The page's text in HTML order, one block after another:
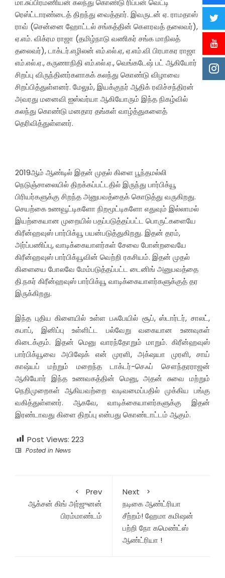
ரெஸ்ட்டாரண்டைத் திறந்து வைத்தார். இவருடன் ஏ. ராமதாஸ்
ராவ் (சென்னை ஹோட்டல் சங்கத்தின் கௌரவத் தலைவர்),
ஏ.எம். விக்ரம ராஜா (தமிழ்நாடு வணிகர் சங்க மாநிலத்
தலைவர்), டாக்டர்.எழிலன் எம்.எல்.ஏ, ஏ.எம்.வி பிரபாகர ராஜா
எம்.எல்.ஏ., கருணாநிதி எம்.எல்.ஏ., வெங்கடேஷ் பட் ஆகியோர்
சிறப்பு விருந்தினர்களாகக் கலந்து கொண்டு விழாவை
சிறப்பித்துள்ளனர். மேலும், இயக்குநர் ஆதிக் ரவிச்சந்திரன்
அவரது மனைவி ஐஸ்வர்யா ஆகியோரும் இந்த நிகழ்வில்
கலந்து கொண்டு மனதார தங்கள் வாழ்த்துகளைத்
தெரிவித்துள்ளனர்.
2019ஆம் ஆண்டில் இதன் முதல் கிளை பூந்தமல்லி
நெடுஞ்சாலையில் திறக்கப்பட்டதில் இருந்து பார்பிக்யூ
பிரியர்களுக்கு சிறந்த அனுபவத்தைக் கொடுத்து வருகிறது.
செயற்கை உணவூட்டிகளோ நிறமூட்டிகளோ எதுவும் இல்லாமல்
இயற்கையான முறையில் பதப்படுத்தப்பட்ட பொருட்களையே
கிரீன்ஹவுஸ் பார்பிக்யூ பயன்படுத்துகிறது. இதன் தரம்,
அர்ப்பணிப்பு, வாடிக்கையாளர்கள் சேவை போன்றவையே
கிரீன்ஹவுஸ் பார்பிக்யூவின் வெற்றி ரகசியம். இதன் முதல்
கிளையை போலவே மேம்படுத்தப்பட்ட டைனிங் அனுபவத்தை
தி.நகர் கிரீன்ஹவுஸ் பார்பிக்யூ வாடிக்கையாளர்களுக்குத் தர
இருக்கிறது.
இந்த புதிய கிளையில் உள்ள பஃபேயில் சூப், ஸ்டார்டர், சாலட்,
கபாப், இனிப்பு உள்ளிட்ட பல்வேறு வகையான உணவுகள்
கிடைக்கும். இதன் மெனு வாரந்தோறும் மாறும். கிரீன்ஹவுஸ்
பார்பிக்யூவை அபிஷேக் என் முரளி, அக்‌ஷயா முரளி, சாய்
காஷ்யப் மற்றும் மறைந்த டாக்டர்-செஃப் சௌந்தரராஜன்
ஆகியோர் இந்த உணவகத்தின் மெனு, அதன் சுவை மற்றும்
நெறிமுறைகள் ஆகியவற்றை வடிவமைப்பதில் முக்கிய பங்கு
வகித்துள்ளனர். ஆகவே, வாடிக்கையாளர்களுக்கு இதன்
இரண்டாவது கிளை திறப்பு என்பது கொண்டாட்டம் ஆகும்.
Post Views: 223
Posted in News
Prev
ஆக்சன் கிங் அர்ஜுனன்
பிரம்மாண்டம்
Next
நடிகை ஆண்ட்ரியா
சீற்றம்! ஹேமா கமிஷன்
பற்றி நோ கமெண்ட்ஸ்
ஆண்ட்ரியா !